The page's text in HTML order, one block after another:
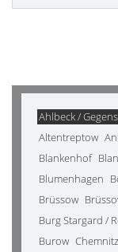
Ahlbeck /
Altentreptow
Blankenhof
Blumenhagen
Brüssow
Burg Stargard /
Burow Chemnitz